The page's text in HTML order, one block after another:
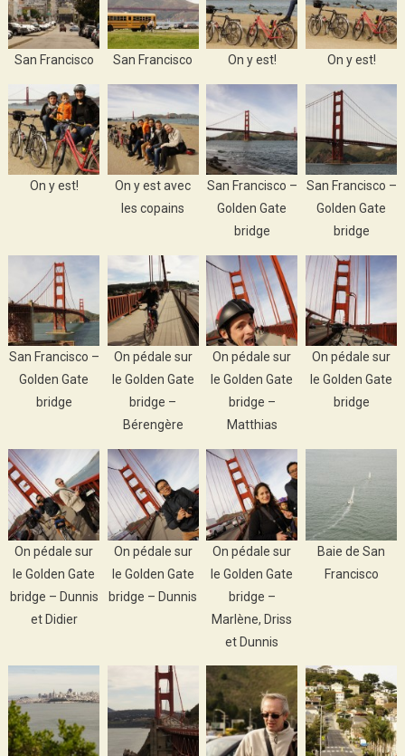
San Francisco San Francisco On y est! On y est!
On y est!
On y est avec
les copains
San Francisco –
Golden Gate
bridge
San Francisco –
Golden Gate
bridge
San Francisco –
Golden Gate
bridge
On pédale sur
le Golden Gate
bridge –
Bérengère
On pédale sur
le Golden Gate
bridge –
Matthias
On pédale sur
le Golden Gate
bridge
On pédale sur
le Golden Gate
bridge – Dunnis
et Didier
On pédale sur
le Golden Gate
bridge – Dunnis
On pédale sur
le Golden Gate
bridge –
Marlène, Driss
et Dunnis
Baie de San
Francisco